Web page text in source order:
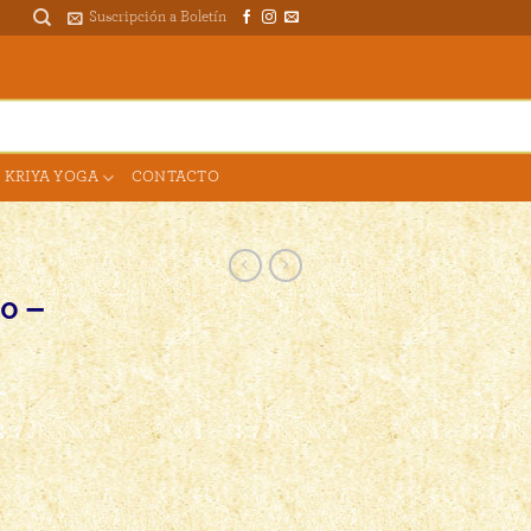
Suscripción a Boletín
YOGA CONTACTO
–